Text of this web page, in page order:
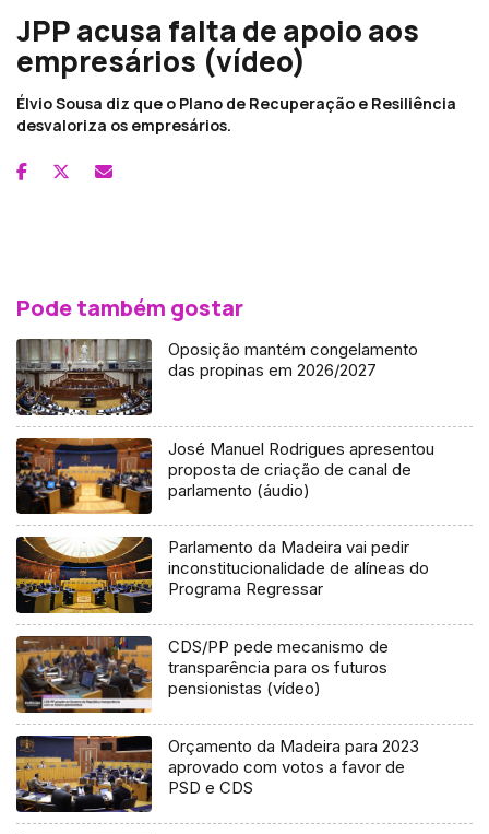
JPP acusa falta de apoio aos
empresários (vídeo)
Élvio Sousa diz que o Plano de Recuperação e Resiliência
desvaloriza os empresários.
Pode também gostar
Oposição mantém congelamento
das propinas em 2026/2027
José Manuel Rodrigues apresentou
proposta de criação de canal de
parlamento (áudio)
Parlamento da Madeira vai pedir
inconstitucionalidade de alíneas do
Programa Regressar
CDS/PP pede mecanismo de
transparência para os futuros
pensionistas (vídeo)
Orçamento da Madeira para 2023
aprovado com votos a favor de
PSD e CDS